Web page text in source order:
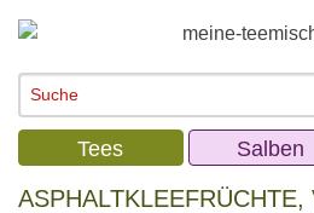
Tees Salben
ASPHALTKLEEFRÜCHTE,